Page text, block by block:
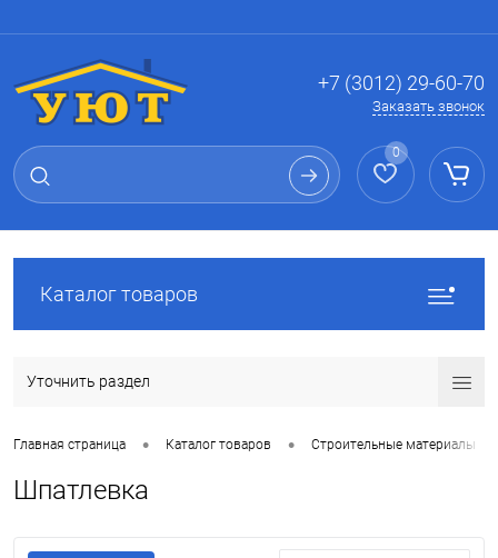
+7 (3012) 29-60-70
Заказать звонок
0
Каталог товаров
Уточнить раздел
Главная страница • Каталог товаров • Строительные материалы
Шпатлевка